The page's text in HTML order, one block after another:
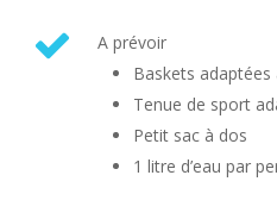
A prévoir
Baskets
Tenue de sport
Petit sac à dos
1 litre d’eau par